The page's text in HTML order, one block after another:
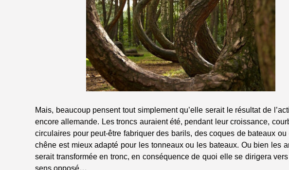
Mais, beaucoup pensent tout simplement qu’elle serait le résultat de
encore allemande. Les troncs auraient été, pendant leur croissance,
circulaires pour peut-être fabriquer des barils, des coques de bateaux
chêne est mieux adapté pour les tonneaux ou les bateaux. Ou bien les
serait transformée en tronc, en conséquence de quoi elle se dirigera